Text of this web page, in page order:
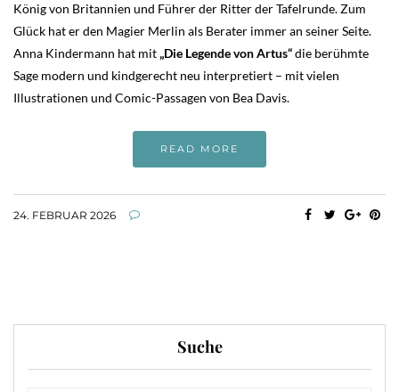
König von Britannien und Führer der Ritter der Tafelrunde. Zum
Glück hat er den Magier Merlin als Berater immer an seiner Seite.
Anna Kindermann hat mit „Die Legende von Artus“die berühmte
Sage modern und kindgerecht neu interpretiert – mit vielen
Illustrationen und Comic-Passagen von Bea Davis.
READ MORE
24. FEBRUAR 2026
Suche